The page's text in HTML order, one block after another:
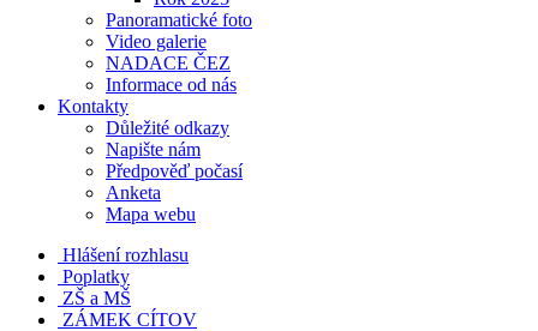
Panoramatické foto
Video galerie
NADACE ČEZ
Informace od nás
Kontakty
Důležité odkazy
Napište nám
Předpověď počasí
Anketa
Mapa webu
Hlášení rozhlasu
Poplatky
ZŠ a MŠ
ZÁMEK CÍTOV